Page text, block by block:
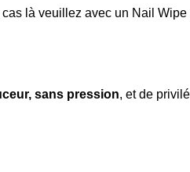
là veuillez avec un Nail
sans pression, et de